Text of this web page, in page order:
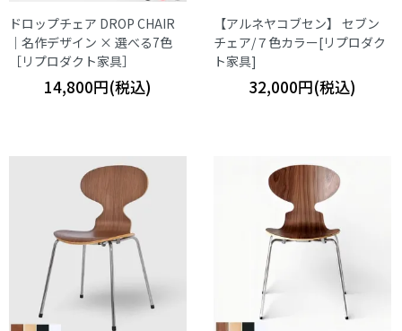
ドロップチェア DROP CHAIR
｜名作デザイン × 選べる7色
［リプロダクト家具］
14,800円(税込)
【アルネヤコブセン】 セブン
チェア/７色カラー[リプロダク
ト家具]
32,000円(税込)